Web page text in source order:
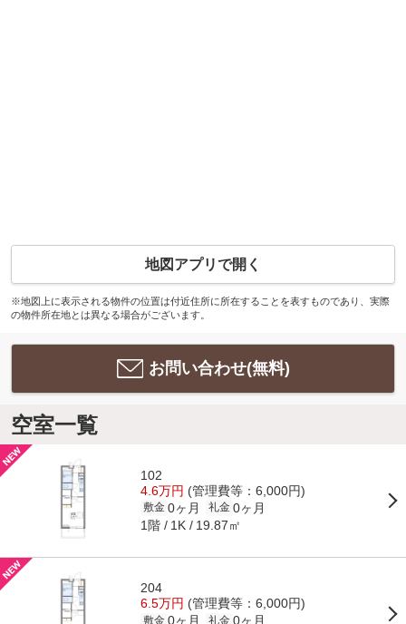
地図アプリで開く
※地図上に表示される物件の位置は付近住所に所在することを表すものであり、実際
の物件所在地とは異なる場合がございます。
お問い合わせ(無料)
空室一覧
102
4.6万円 (管理費等：6,000円)
敷金 0ヶ月 礼金 0ヶ月
1階 1K 19.87㎡
204
6.5万円 (管理費等：6,000円)
敷金 0ヶ月 礼金 0ヶ月